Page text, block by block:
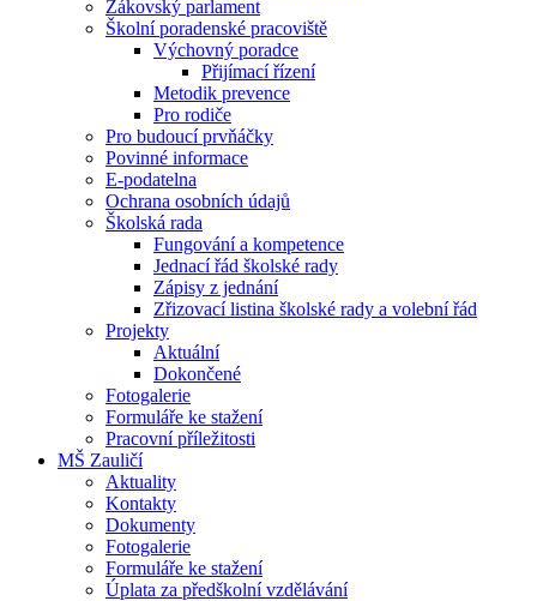
Žákovský parlament
Školní poradenské pracoviště
Výchovný poradce
Přijímací řízení
Metodik prevence
Pro rodiče
Pro budoucí prvňáčky
Povinné informace
E-podatelna
Ochrana osobních údajů
Školská rada
Fungování a kompetence
Jednací řád školské rady
Zápisy z jednání
Zřizovací listina školské rady a volební řád
Projekty
Aktuální
Dokončené
Fotogalerie
Formuláře ke stažení
Pracovní příležitosti
MŠ Zauličí
Aktuality
Kontakty
Dokumenty
Fotogalerie
Formuláře ke stažení
Úplata za předškolní vzdělávání